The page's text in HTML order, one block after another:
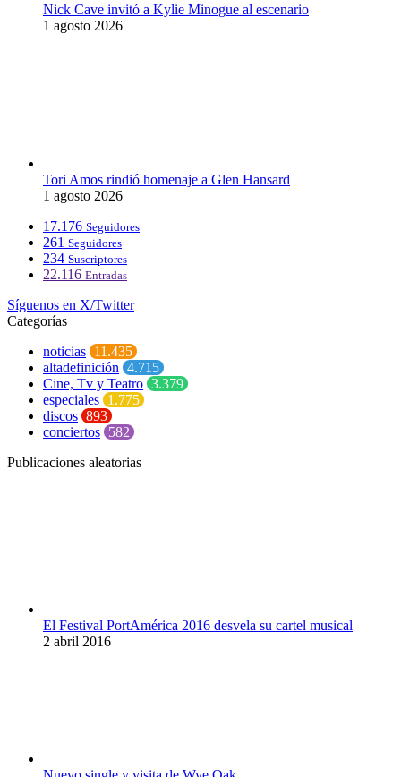
Nick Cave invitó a Kylie Minogue al escenario
1 agosto 2026
Tori Amos rindió homenaje a Glen Hansard
1 agosto 2026
17.176 Seguidores
261 Seguidores
234 Suscriptores
22.116 Entradas
Síguenos en X/Twitter
Categorías
noticias 11.435
altadefinición 4.715
Cine, Tv y Teatro 3.379
especiales 1.775
discos 893
conciertos 582
Publicaciones aleatorias
El Festival PortAmérica 2016 desvela su cartel musical
2 abril 2016